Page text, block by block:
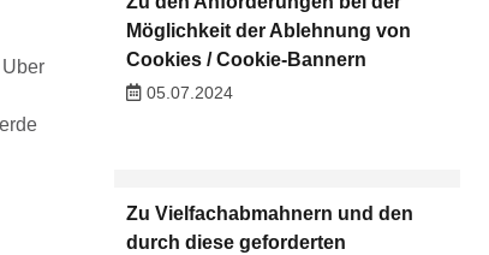
Möglichkeit der Ablehnung von
Cookies / Cookie-Bannern
05.07.2024
Zu Vielfachabmahnern und den
durch diese geforderten